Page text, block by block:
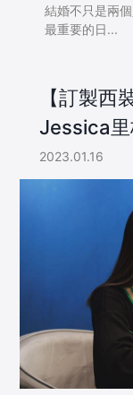
結婚不只是兩
最重要的日...
【訂製西
Jessica里
2023.01.16